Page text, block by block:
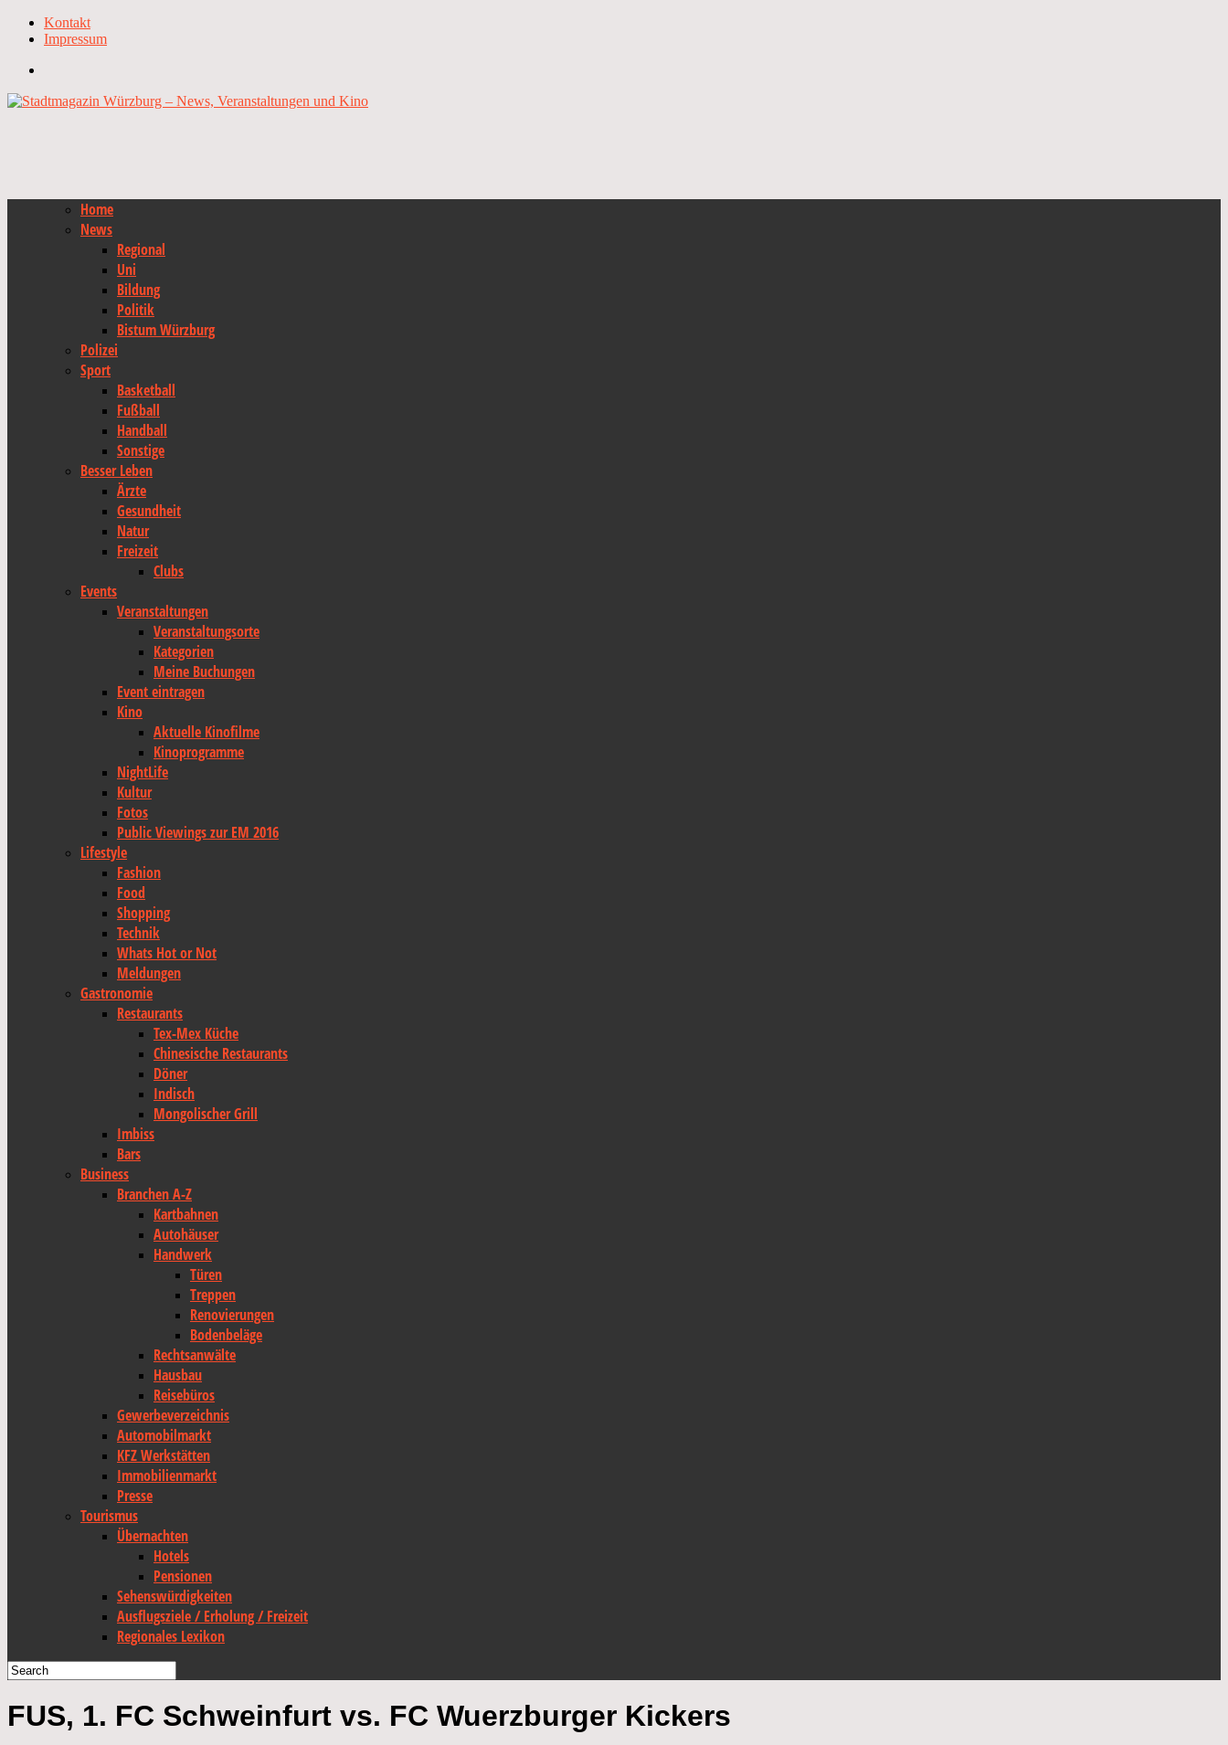
Kontakt
Impressum
Home
News
Regional
Uni
Bildung
Politik
Bistum Würzburg
Polizei
Sport
Basketball
Fußball
Handball
Sonstige
Besser Leben
Ärzte
Gesundheit
Natur
Freizeit
Clubs
Events
Veranstaltungen
Veranstaltungsorte
Kategorien
Meine Buchungen
Event eintragen
Kino
Aktuelle Kinofilme
Kinoprogramme
NightLife
Kultur
Fotos
Public Viewings zur EM 2016
Lifestyle
Fashion
Food
Shopping
Technik
Whats Hot or Not
Meldungen
Gastronomie
Restaurants
Tex-Mex Küche
Chinesische Restaurants
Döner
Indisch
Mongolischer Grill
Imbiss
Bars
Business
Branchen A-Z
Kartbahnen
Autohäuser
Handwerk
Türen
Treppen
Renovierungen
Bodenbeläge
Rechtsanwälte
Hausbau
Reisebüros
Gewerbeverzeichnis
Automobilmarkt
KFZ Werkstätten
Immobilienmarkt
Presse
Tourismus
Übernachten
Hotels
Pensionen
Sehenswürdigkeiten
Ausflugsziele / Erholung / Freizeit
Regionales Lexikon
FUS, 1. FC Schweinfurt vs. FC Wuerzburger Kickers